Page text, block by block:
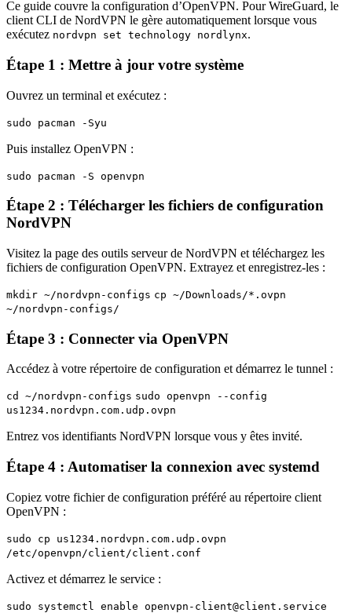
Ce guide couvre la configuration d’OpenVPN. Pour WireGuard, le
client CLI de NordVPN le gère automatiquement lorsque vous
exécutez nordvpn set technology nordlynx.
Étape 1 : Mettre à jour votre système
Ouvrez un terminal et exécutez :
sudo pacman -Syu
Puis installez OpenVPN :
sudo pacman -S openvpn
Étape 2 : Télécharger les fichiers de configuration
NordVPN
Visitez la page des outils serveur de NordVPN et téléchargez les
fichiers de configuration OpenVPN. Extrayez et enregistrez-les :
mkdir ~/nordvpn-configs cp ~/Downloads/*.ovpn
~/nordvpn-configs/
Étape 3 : Connecter via OpenVPN
Accédez à votre répertoire de configuration et démarrez le tunnel :
cd ~/nordvpn-configs sudo openvpn --config
us1234.nordvpn.com.udp.ovpn
Entrez vos identifiants NordVPN lorsque vous y êtes invité.
Étape 4 : Automatiser la connexion avec systemd
Copiez votre fichier de configuration préféré au répertoire client
OpenVPN :
sudo cp us1234.nordvpn.com.udp.ovpn
/etc/openvpn/client/client.conf
Activez et démarrez le service :
sudo systemctl enable openvpn-client@client.service